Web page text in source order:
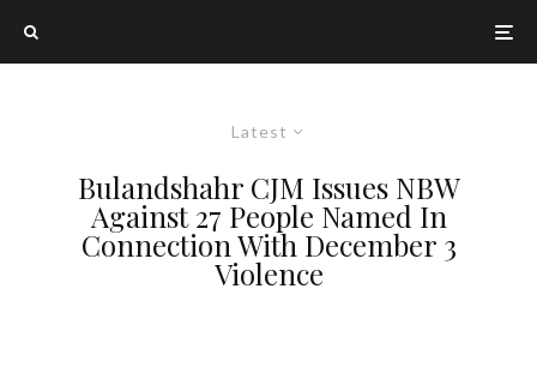
Latest
Bulandshahr CJM Issues NBW
Against 27 People Named In
Connection With December 3
Violence